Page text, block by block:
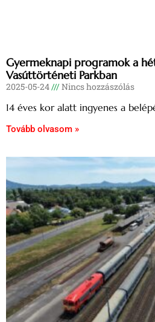
Gyermeknapi programok a
Vasúttörténeti Parkban
2025-05-24 Nincs hozzászólás
14 éves kor alatt ingyenes a
Tovább olvasom »